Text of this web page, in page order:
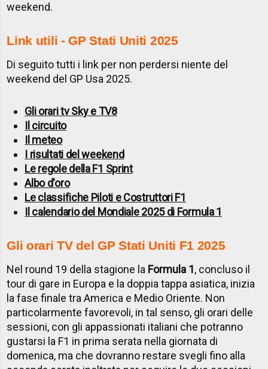
weekend.
Link utili - GP Stati Uniti 2025
Di seguito tutti i link per non perdersi niente del
weekend del GP Usa 2025.
Gli orari tv Sky e TV8
Il circuito
Il meteo
I risultati del weekend
Le regole della F1 Sprint
Albo d'oro
Le classifiche Piloti e Costruttori F1
Il calendario del Mondiale 2025 di Formula 1
Gli orari TV del GP Stati Uniti F1 2025
Nel round 19 della stagione la Formula 1, concluso il
tour di gare in Europa e la doppia tappa asiatica, inizia
la fase finale tra America e Medio Oriente. Non
particolarmente favorevoli, in tal senso, gli orari delle
sessioni, con gli appassionati italiani che potranno
gustarsi la F1 in prima serata nella giornata di
domenica, ma che dovranno restare svegli fino alla